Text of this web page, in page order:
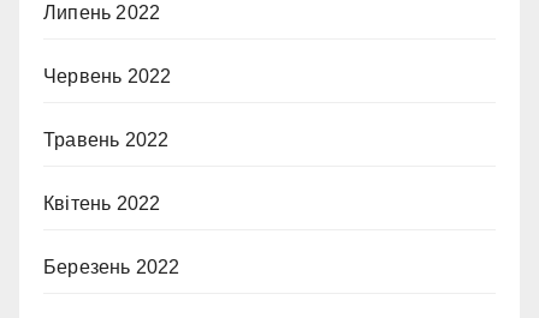
Липень 2022
Червень 2022
Травень 2022
Квітень 2022
Березень 2022